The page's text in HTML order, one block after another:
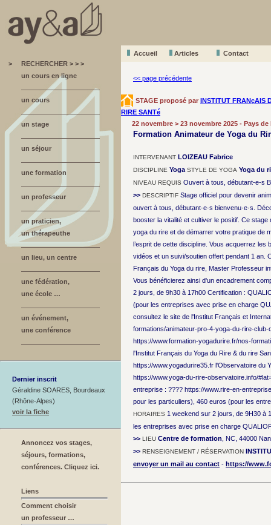
Accueil Articles
Contact
>
RECHERCHER > > >
un cours en ligne
un cours
un stage
un séjour
une formation
un professeur
un praticien,
un thérapeuthe
un lieu, un centre
une fédération,
une école …
un événement,
une conférence
Dernier inscrit
Géraldine SOARES, Bourdeaux
(Rhône-Alpes)
voir la fiche
Annoncez vos stages,
séjours, formations,
conférences. Cliquez ici.
Liens
Comment choisir
un professeur …
<< page précédente
STAGE proposé par INSTITUT FRANçAIS
RIRE SANTé
22 novembre > 23 novembre 2025 - Pays de
Formation Animateur de Yoga du
INTERVENANT LOIZEAU Fabrice
DISCIPLINE Yoga STYLE DE YOGA Yoga du
NIVEAU REQUIS Ouvert à tous, débutant-e-s
>> DESCRIPTIF Stage officiel pour devenir
ouvert à tous, débutant·e·s bienvenu·e·s.
booster la vitalité et cultiver le positif. Ce
yoga du rire et de démarrer votre pratique de
l’esprit de cette discipline. Vous acquerrez
vidéos et un suivi/soutien offert pendant 1 an.
Français du Yoga du rire, Master Professeur
Vous bénéficierez ainsi d'un encadrement
2 jours, de 9h30 à 17h00 Certification :
(pour les entreprises avec prise en charge
consultez le site de l'Institut Français et
formations/animateur-pro-4-yoga-du-rire-
https://www.formation-yogadurire.fr/nos-
l'Institut Français du Yoga du Rire & du rire
https://www.yogadurire35.fr l'Observatoire du
https://www.yoga-du-rire-observatoire.info/
entreprise : ???? https://www.rire-en-
pour les particuliers), 460 euros (pour les
HORAIRES 1 weekend sur 2 jours, de 9H30 à
les entreprises avec prise en charge
>> LIEU Centre de formation , NC, 44000
>> RENSEIGNEMENT / RÉSERVATION
envoyer un mail au contact - https://